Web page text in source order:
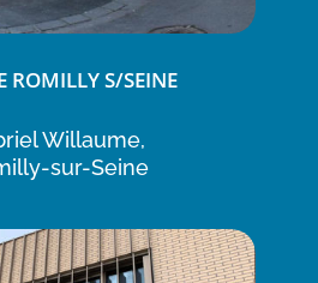
ROMILLY S/SEINE
Willaume,
sur-Seine